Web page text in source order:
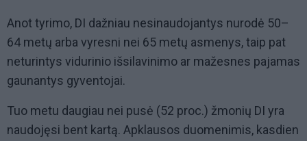
Anot tyrimo, DI dažniau nesinaudojantys nurodė 50–
64 metų arba vyresni nei 65 metų asmenys, taip pat
neturintys vidurinio išsilavinimo ar mažesnes pajamas
gaunantys gyventojai.
Tuo metu daugiau nei pusė (52 proc.) žmonių DI yra
naudojęsi bent kartą. Apklausos duomenimis, kasdien